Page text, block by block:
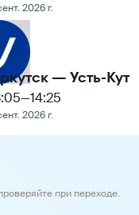
2026 г.
— Усть-Кут
—14:25
2026 г.
при переходе.